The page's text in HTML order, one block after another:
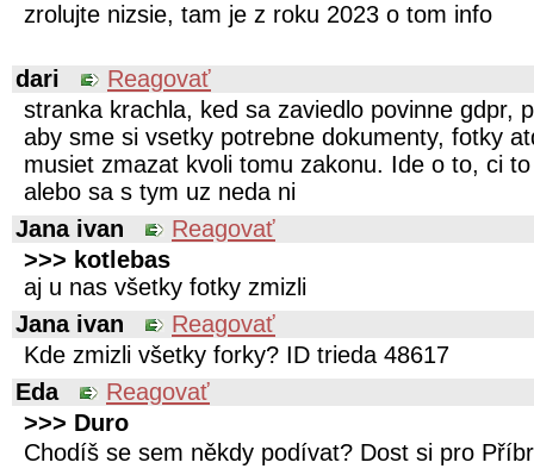
zrolujte nizsie, tam je z roku 2023 o tom info
dari
Reagovať
stranka krachla, ked sa zaviedlo povinne gdpr,
aby sme si vsetky potrebne dokumenty, fotky
musiet zmazat kvoli tomu zakonu. Ide o to, ci
alebo sa s tym uz neda ni
Jana ivan
Reagovať
>>> kotlebas
aj u nas všetky fotky zmizli
Jana ivan
Reagovať
Kde zmizli všetky forky? ID trieda 48617
Eda
Reagovať
>>> Duro
Chodíš se sem někdy podívat? Dost si pro